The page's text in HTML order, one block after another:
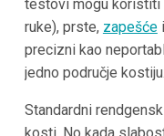
testovi mogu koristiti
ruke), prste, zapešće
precizni kao
jedno područje kostiju.
Standardni